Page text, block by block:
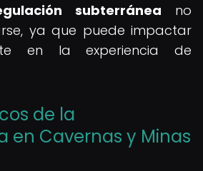
subterránea no
ya que puede impactar
en la experiencia de
de la
en Cavernas y Minas